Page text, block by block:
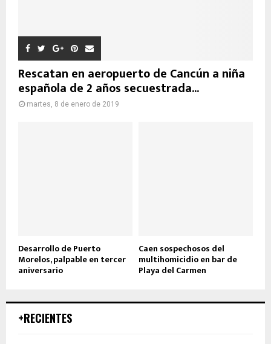
Rescatan en aeropuerto de Cancún a niña
española de 2 años secuestrada...
martes, 8 de enero de 2019
Desarrollo de Puerto
Morelos, palpable en tercer
aniversario
Caen sospechosos del
multihomicidio en bar de
Playa del Carmen
+RECIENTES